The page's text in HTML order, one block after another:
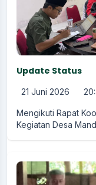
Update Status
21 Juni 2026
Mengikuti Rapat
Kegiatan Desa